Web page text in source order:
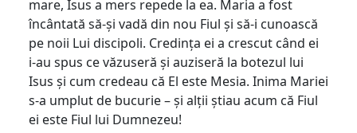
mare, Isus a mers repede la ea. Maria a fost
încântată să-și vadă din nou Fiul și să-i cunoască
pe noii Lui discipoli. Credința ei a crescut când ei
i-au spus ce văzuseră și auziseră la botezul lui
Isus și cum credeau că El este Mesia. Inima Mariei
s-a umplut de bucurie – și alții știau acum că Fiul
ei este Fiul lui Dumnezeu!